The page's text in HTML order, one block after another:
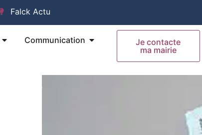
Falck Actu
Ouvrir Mes Démarches
Communication Ouvrir Communication
Je contacte
ma mairie
un poste